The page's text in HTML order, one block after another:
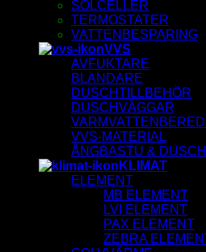
SOLCELLER
TERMOSTATER
VATTENBESPARING
VVS
AVFUKTARE
BLANDARE
DUSCHTILLBEHÖR
DUSCHVÄGGAR
VVS-MATERIAL
ÅNGBASTU &
KLIMAT
ELEMENT
MB ELEMENT
LVI ELEMENT
PAX ELEMENT
ZEBRA